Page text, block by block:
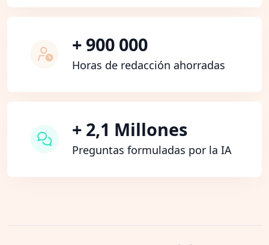
+ 900 000
Horas de redacción ahorradas
+ 2,1 Millones
Preguntas formuladas por la IA